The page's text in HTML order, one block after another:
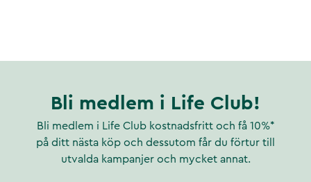
Bli medlem i Life Club!
Bli medlem i Life Club kostnadsfritt och få 10%*
på ditt nästa köp och dessutom får du förtur till
utvalda kampanjer och mycket annat.